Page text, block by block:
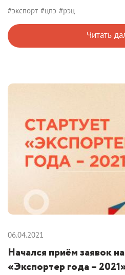
#экспорт #цпэ #рэц
Читать
06.04.2021
Начался приём заявок
«Экспортер года –